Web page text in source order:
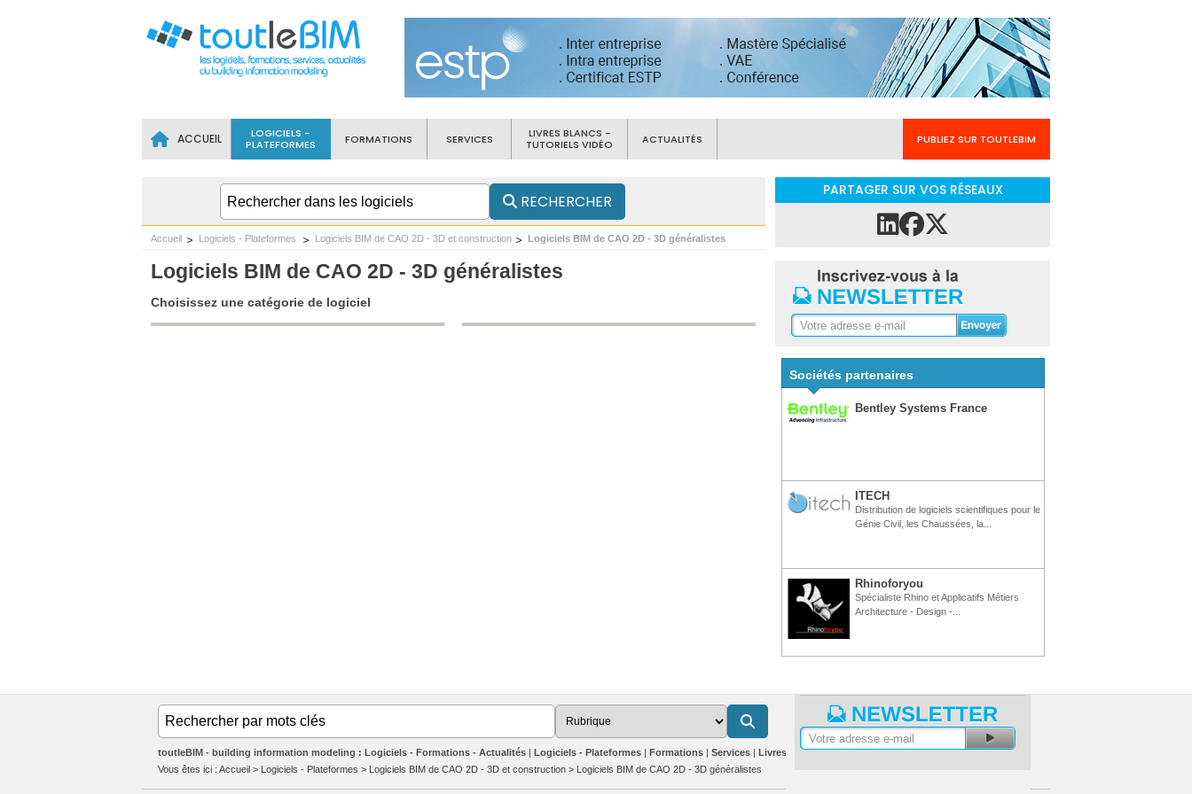
ACCUEIL
LOGICIELS -
PLATEFORMES
FORMATIONS SERVICES
LIVRES BLANCS -
TUTORIELS VIDÉO
ACTUALITÉS PUBLIEZ SUR TOUTLEBIM
RECHERCHER
Accueil Logiciels - Plateformes Logiciels BIM de CAO 2D - 3D et construction Logiciels BIM de CAO 2D - 3D généralistes
Logiciels BIM de CAO 2D - 3D généralistes
Choisissez une catégorie de logiciel
PARTAGER SUR VOS RÉSEAUX
Sociétés partenaires
Bentley Systems France
ITECH
Distribution de logiciels scientifiques pour le
Génie Civil, les Chaussées, la...
Rhinoforyou
Spécialiste Rhino et Applicatifs Métiers
Architecture - Design -...
toutleBIM - building information modeling : Logiciels - Formations - Actualités Logiciels - Plateformes Formations Services Livres blancs - tutoriels vidéo
Actualités
Vous êtes ici : Accueil > Logiciels - Plateformes > Logiciels BIM de CAO 2D - 3D et construction > Logiciels BIM de CAO 2D - 3D généralistes